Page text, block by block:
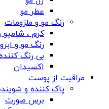
عطر مو
رنگ مو و ملزومات
کرم ،
رنگ مو و ابرو
بی رنگ
اکسیدان
مراقبت از پوست
پاک کننده و
برس صورت